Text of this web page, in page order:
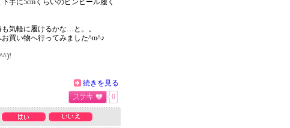
手に5cmくらいのピンヒール履く
気軽に履けるかな…と。。
買い物へ行ってみました^m^♪
続きを見る
0